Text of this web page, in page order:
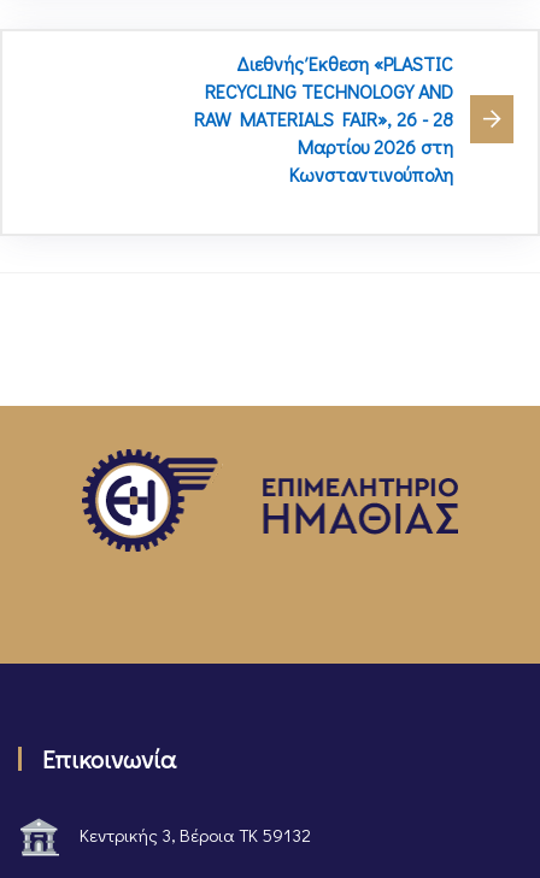
Διεθνής Έκθεση «PLASTIC
RECYCLING TECHNOLOGY AND
RAW MATERIALS FAIR», 26 - 28
Μαρτίου 2026 στη
Κωνσταντινούπολη
Επικοινωνία
Κεντρικής 3, Βέροια ΤΚ 59132